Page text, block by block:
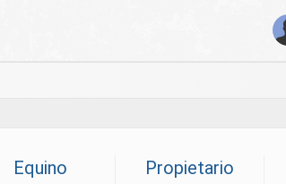
Equino Propietario